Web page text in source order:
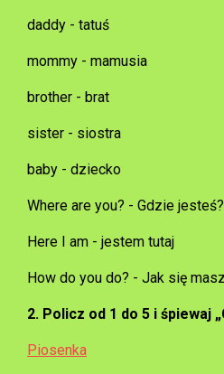
daddy - tatuś
mommy - mamusia
brother - brat
sister - siostra
baby - dziecko
Where are you? - Gdzie jesteś?
Here I am - jestem tutaj
How do you do? - Jak się
2. Policz od 1 do 5 i śpiewaj
Piosenka